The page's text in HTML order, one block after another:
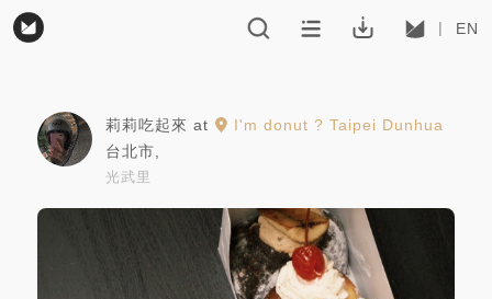
EN
莉莉吃起來 at
I'm donut ? Taipei Dunhua
台北市
光武里